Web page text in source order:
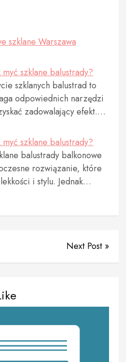
szklane Warszawa
myć szklane balustrady?
szklanych balustrad to
odpowiednich narzędzi
zadowalający efekt.…
myć szklane balustrady?
balustrady balkonowe
rozwiązanie, które
i stylu. Jednak…
Next Post »